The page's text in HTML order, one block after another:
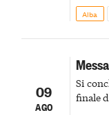
Alba
09
AGO
Si
finale